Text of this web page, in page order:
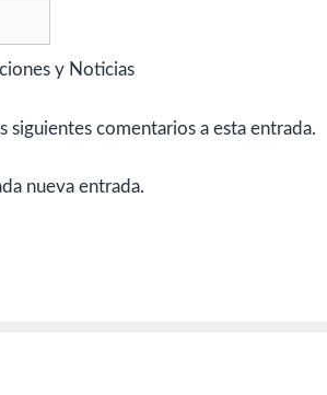
y Noticias
comentarios a esta entrada.
nueva entrada.